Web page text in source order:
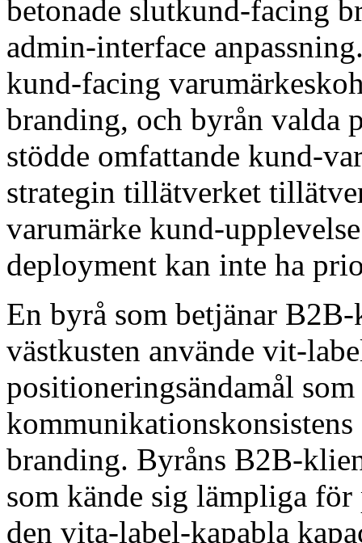
betonade slutkund-facing
admin-interface
kund-facing
branding, och byrån valda
stödde omfattande kund-
strategin tillätverket
varumärke kund-
deployment kan inte ha
En byrå som betjänar
västkusten använde vit-
positioneringsändamål
branding. Byråns B2B-
som kände sig lämpliga
den vita-label-kapabla